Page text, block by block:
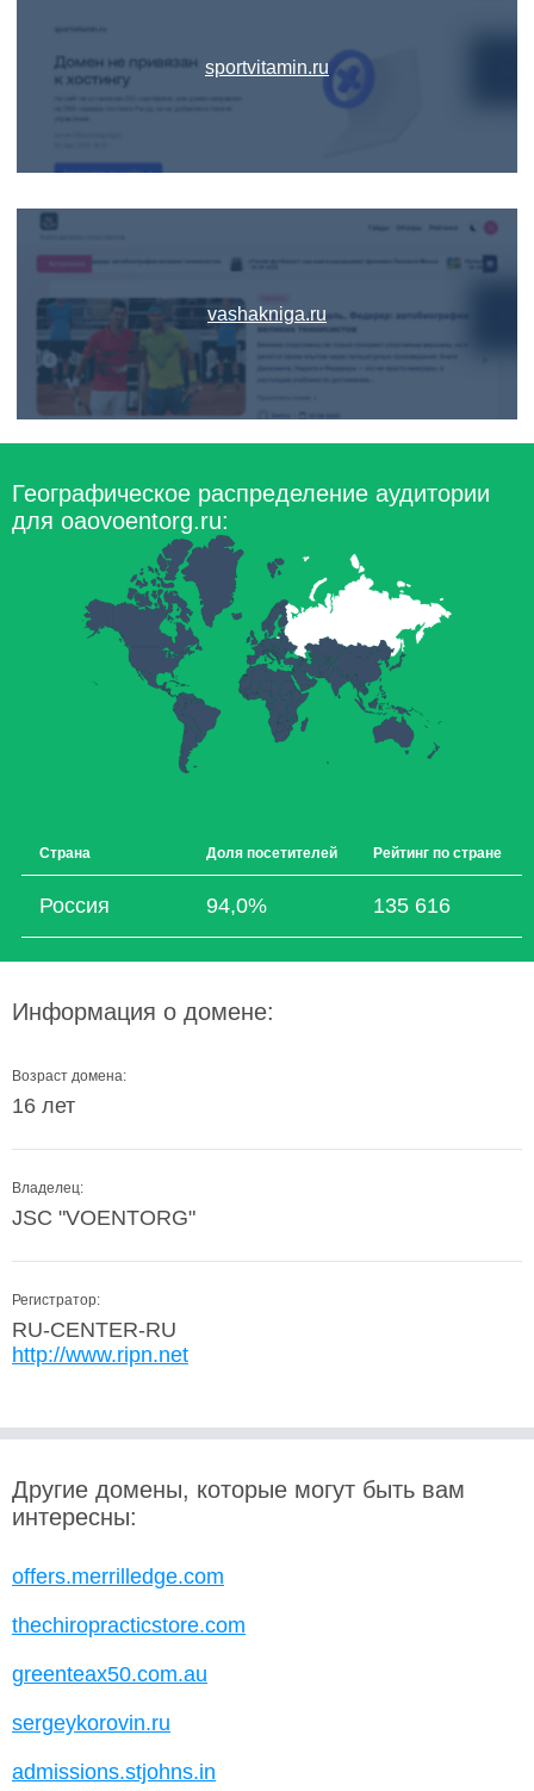
sportvitamin.ru
vashakniga.ru
Географическое распределение аудитории
для oaovoentorg.ru:
Страна Доля посетителей Рейтинг по стране
Россия 94,0% 135 616
Информация о домене:
Возраст домена:
16 лет
Владелец:
JSC "VOENTORG"
Регистратор:
RU-CENTER-RU
http://www.ripn.net
Другие домены, которые могут быть вам
интересны:
offers.merrilledge.com
thechiropracticstore.com
greenteax50.com.au
sergeykorovin.ru
admissions.stjohns.in